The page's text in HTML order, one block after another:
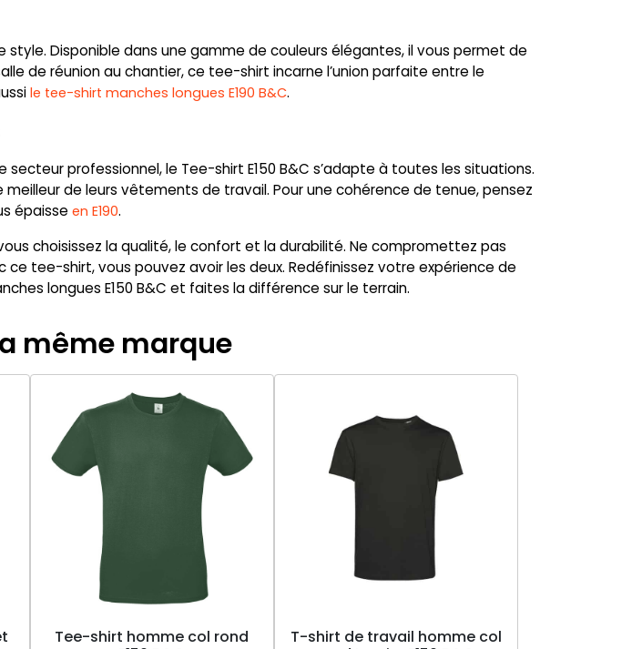
Disponible dans une gamme de couleurs élégantes, il vous permet de
de réunion au chantier, ce tee-shirt incarne l’union parfaite entre le
le tee-shirt manches longues E190 B&C.
professionnel, le Tee-shirt E150 B&C s’adapte à toutes les situations.
de leurs vêtements de travail. Pour une cohérence de tenue, pensez
épaisse en E190.
choisissez la qualité, le confort et la durabilité. Ne compromettez pas
tee-shirt, vous pouvez avoir les deux. Redéfinissez votre expérience de
longues E150 B&C et faites la différence sur le terrain.
même marque
Tee-shirt homme col rond
T-shirt de travail homme col